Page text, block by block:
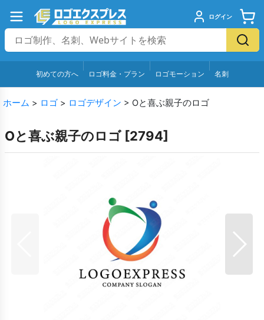
ログイン
初めての方へ ロゴ料金・プラン ロゴモーション 名刺
ホーム > ロゴ > ロゴデザイン > Oと喜ぶ親子のロゴ
Oと喜ぶ親子のロゴ [2794]